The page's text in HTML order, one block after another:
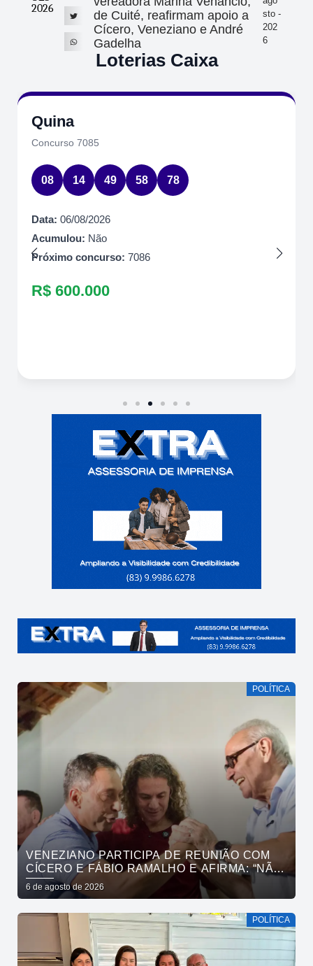
2026
de Cuité, reafirmam apoio a
Cícero, Veneziano e André
Gadelha
sto -
202
6
Loterias Caixa
Quina
Concurso 7085
08 14 49 58 78
Data: 06/08/2026
Acumulou: Não
Próximo concurso: 7086
R$ 600.000
POLÍTICA
VENEZIANO PARTICIPA DE REUNIÃO COM
CÍCERO E FÁBIO RAMALHO E AFIRMA: “NÃO
ESTAMOS COMPRANDO CONSCIÊNCIAS,
MAS MOSTRANDO TRABALHO
6 de agosto de 2026
POLÍTICA